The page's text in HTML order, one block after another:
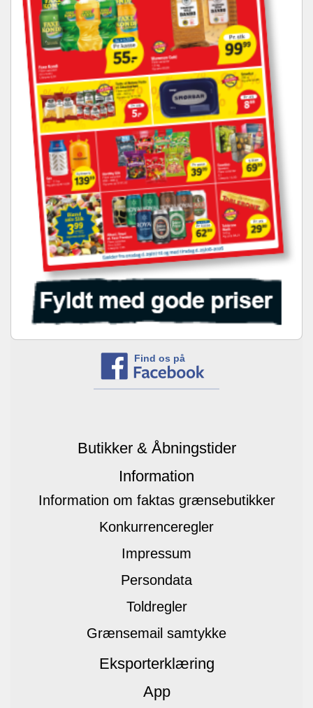
Find os på
Butikker & Åbningstider
Information
Information om faktas grænsebutikker
Konkurrenceregler
Impressum
Persondata
Toldregler
Grænsemail samtykke
Eksporterklæring
App